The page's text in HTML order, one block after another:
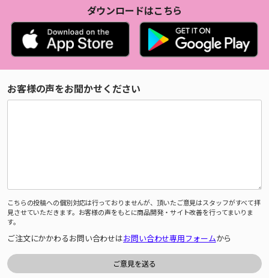
ダウンロードはこちら
お客様の声をお聞かせください
こちらの投稿への個別対応は行っておりませんが、頂いたご意見はスタッフがすべて拝
見させていただきます。お客様の声をもとに商品開発・サイト改善を行ってまいりま
す。
ご注文にかかわるお問い合わせはお問い合わせ専用フォームから